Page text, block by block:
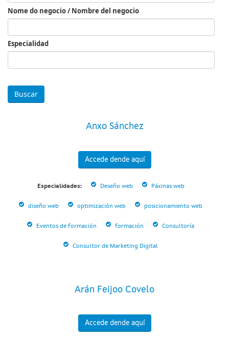
Nome do negocio / Nombre del negocio
Especialidad
Anxo Sánchez
Accede dende aquí
Especialidades: Deseño web Páxinas web
diseño web optimización web posicionamiento web
Eventos de formación formación Consultoría
Consultor de Marketing Digital
Arán Feijoo Covelo
Accede dende aquí